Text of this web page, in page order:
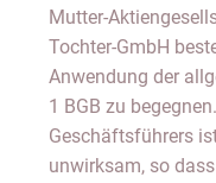
Mutter-
Tochter-GmbH
Anwendung der
1 BGB zu
Geschäftsführers
unwirksam, so